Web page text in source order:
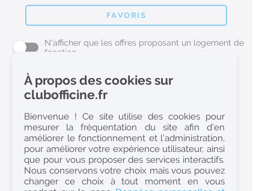
FAVORIS
N'afficher que les offres proposant un logement de
fonction
L'emploi Pharmacie par métier
Pharmacien (H/F)
Préparateur en Pharmacie (H/F)
Etudiant en Pharmacie (H/F)
Etudiant en Pharmacie 6e année validée (H/F)
Conseiller Dermo Cosmetique - Esthéticienne (H/F)
À propos des cookies sur
clubofficine.fr
Bienvenue ! Ce site utilise des cookies pour
mesurer la fréquentation du site afin d’en
améliorer le fonctionnement et l’administration,
pour améliorer votre expérience utilisateur, ainsi
que pour vous proposer des services interactifs.
Nous conservons votre choix mais vous pouvez
changer ce choix à tout moment en vous